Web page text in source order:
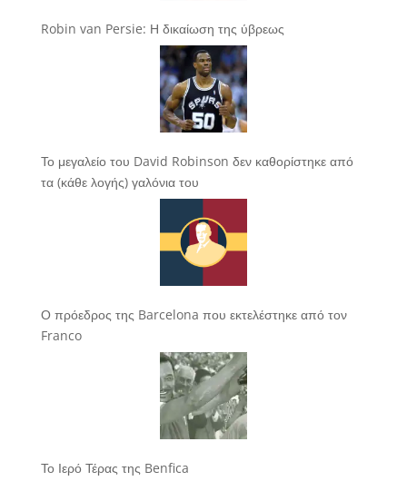
Robin van Persie: Η δικαίωση της ύβρεως
Το μεγαλείο του David Robinson δεν καθορίστηκε από
τα (κάθε λογής) γαλόνια του
Ο πρόεδρος της Barcelona που εκτελέστηκε από τον
Franco
Το Ιερό Τέρας της Benfica